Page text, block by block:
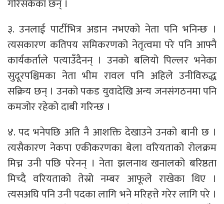
गरिसकेका छन् ।
३. उनलाई पार्टीभित्र अडान नभएको नेता पनि भनिन्छ ।
त्यसकारण कतिपय समिकरणको नेतृत्वमा परे पनि आफ्नै
कार्यकर्ताले पत्याउँदैनन् । उनको बलियो पिल्लर भनेका
सुदूरपश्चिमका नेता भीम रावल पनि अहिले उनीविरुद्ध
सक्रिय छन् । उनको पकड युवादेखि अन्य जनसंगठनमा पनि
कमजोर रहेको दाबी गरिन्छ ।
४. पद भनेपछि अति नै आशक्ति देखाउने उनको बानी छ ।
त्यसैकारण नेकपा एकीकरणका बेला वरियताको रोलक्रम
मिच्न उनी पछि परेनन् । नेता झलनाथ खनालको बरिष्ठता
मिच्दै वरियताको तेस्रो नम्बर आफूले राखेका थिए ।
त्यसअघि पनि उनी पदका लागि भने मरिहत्ते गरेर लागि परे ।